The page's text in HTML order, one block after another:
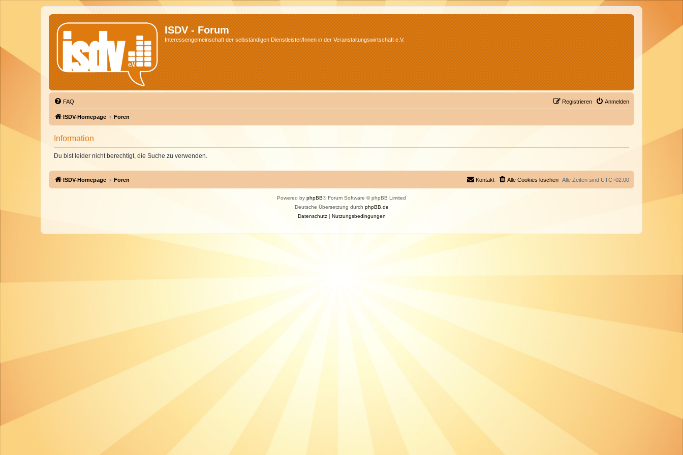
ISDV - Forum
Interessengemeinschaft der selbständigen Dienstleister/Innen in der Veranstaltungswirtschaft e.V.
FAQ Anmelden
Registrieren
ISDV-Homepage Foren
Information
Du bist leider nicht berechtigt, die Suche zu verwenden.
ISDV-Homepage Foren Alle Zeiten sind UTC+02:00
Alle Cookies löschen
Kontakt
Powered by phpBB® Forum Software © phpBB Limited
Deutsche Übersetzung durch phpBB.de
Datenschutz| Nutzungsbedingungen